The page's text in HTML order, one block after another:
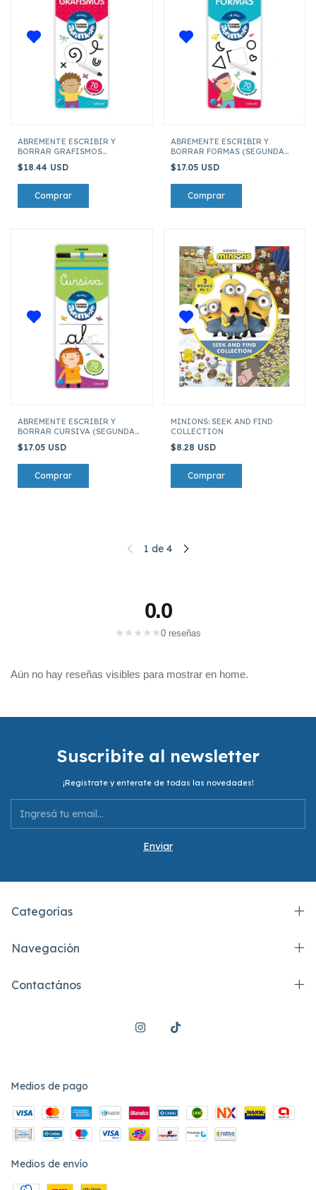
ABREMENTE ESCRIBIR Y
BORRAR GRAFISMOS
$18.44 USD
ABREMENTE ESCRIBIR Y
BORRAR FORMAS (SEGUNDA
$17.05 USD
ABREMENTE ESCRIBIR Y
BORRAR CURSIVA (SEGUNDA
$17.05 USD
MINIONS: SEEK AND FIND
COLLECTION
$8.28 USD
1 de 4
0.0
★ ★ ★ ★ ★0 reseñas
Aún no hay reseñas visibles para mostrar en home.
Suscribite al newsletter
¡Registrate y enterate de todas las novedades!
Categorías
Navegación
Contactános
Medios de pago
Medios de envío